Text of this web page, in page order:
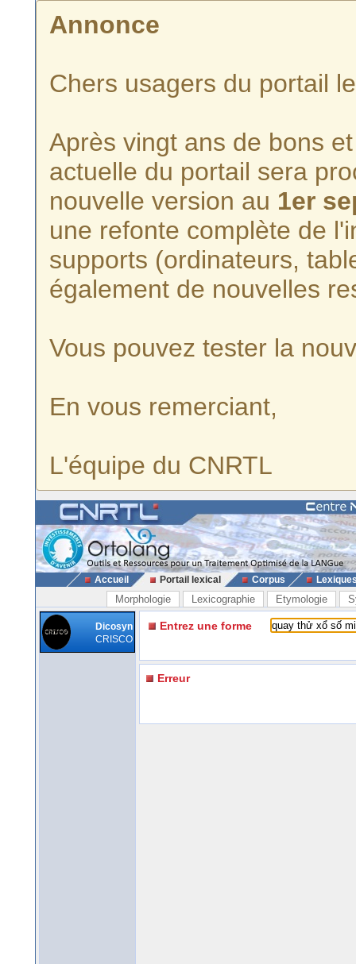
Annonce
Chers usagers du portail
Après vingt ans de bons
actuelle du portail sera
nouvelle version au 1er
une refonte complète de
supports (ordinateurs,
également de nouvelles
Vous pouvez tester la
En vous remerciant,
L'équipe du CNRTL
Accueil Portail lexical Corpus
Morphologie Lexicographie Etymologie
Dicosyn
CRISCO
Entrez une forme
Erreur